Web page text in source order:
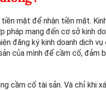
mặt để nhận tiền mặt.
pháp mang đến cơ sở kinh
đăng ký kinh doanh dịch vụ
của mình để cầm cố, đảm
cầm cố tài sản. Và chỉ khi